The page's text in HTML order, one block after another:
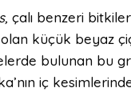
çalı benzeri
küçük beyaz
bulunan bu
iç kesimlerinde